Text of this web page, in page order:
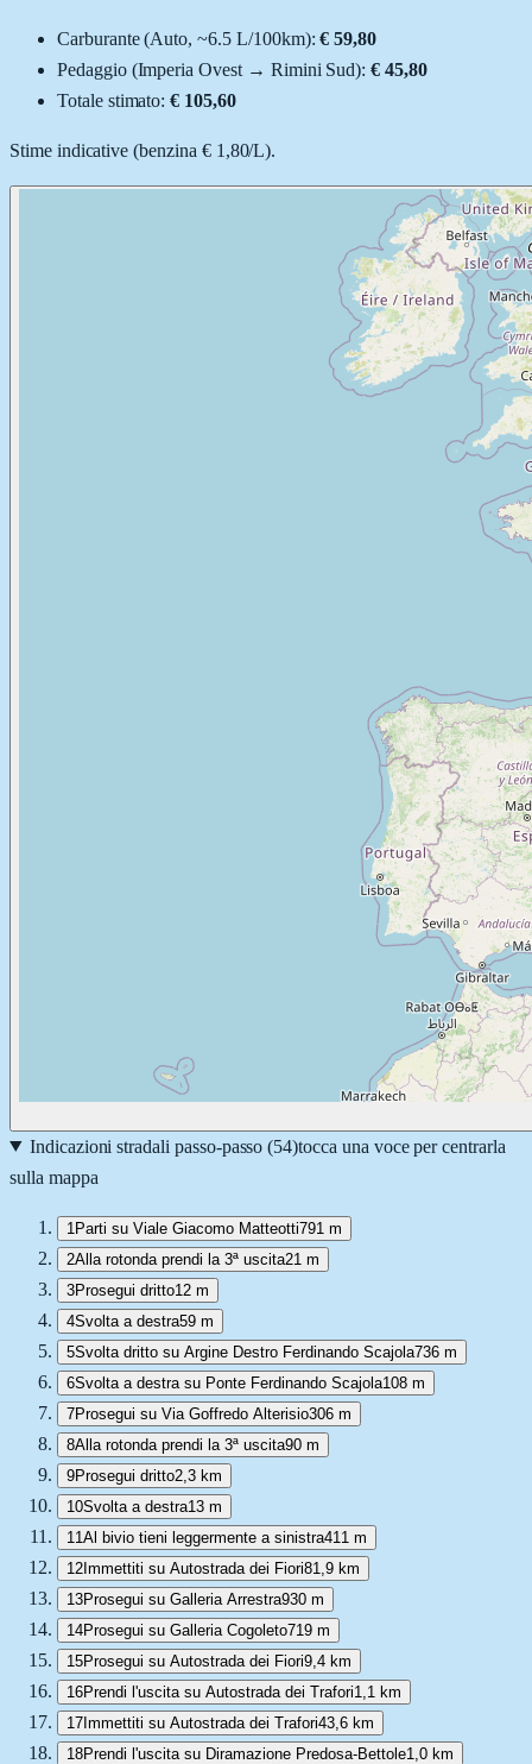
Carburante (Auto, ~6.5 L/100km): € 59,80
Pedaggio (Imperia Ovest→ Rimini Sud): € 45,80
Totale stimato:€ 105,60
Stime indicative (benzina € 1,80/L).
Indicazioni stradali passo-passo (54)tocca una voce per centrarla
sulla mappa
1 Parti su Viale Giacomo Matteotti791 m
2Alla rotonda prendi la 3ª uscita21 m
3Prosegui dritto12 m
4Svolta a destra59 m
5Svolta dritto su Argine Destro Ferdinando Scajola736 m
6Svolta a destra su Ponte Ferdinando Scajola108 m
7Prosegui su Via Goffredo Alterisio306 m
8Alla rotonda prendi la 3ª uscita90 m
9Prosegui dritto2,3 km
10Svolta a destra13 m
11Al bivio tieni leggermente a sinistra411 m
12Immettiti su Autostrada dei Fiori81,9 km
13Prosegui su Galleria Arrestra930 m
14Prosegui su Galleria Cogoleto719 m
15Prosegui su Autostrada dei Fiori9,4 km
16Prendi l'uscita su Autostrada dei Trafori1,1 km
17Immettiti su Autostrada dei Trafori43,6 km
18Prendi l'uscita su Diramazione Predosa-Bettole1,0 km